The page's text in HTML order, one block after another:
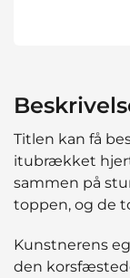
Titlen kan få
itubrækket
sammen på
toppen, og de
Kunstnerens
den